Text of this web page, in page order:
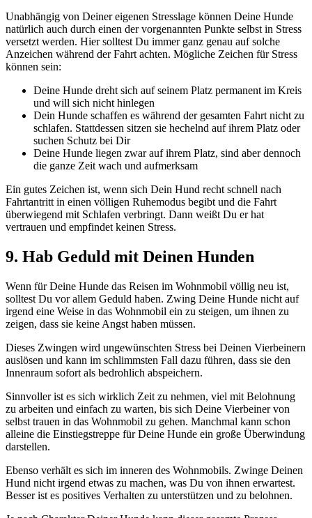
Unabhängig von Deiner eigenen Stresslage können Deine Hunde
natürlich auch durch einen der vorgenannten Punkte selbst in Stress
versetzt werden. Hier solltest Du immer ganz genau auf solche
Anzeichen während der Fahrt achten. Mögliche Zeichen für Stress
können sein:
Deine Hunde dreht sich auf seinem Platz permanent im Kreis
und will sich nicht hinlegen
Dein Hunde schaffen es während der gesamten Fahrt nicht zu
schlafen. Stattdessen sitzen sie hechelnd auf ihrem Platz oder
suchen Schutz bei Dir
Deine Hunde liegen zwar auf ihrem Platz, sind aber dennoch
die ganze Zeit wach und aufmerksam
Ein gutes Zeichen ist, wenn sich Dein Hund recht schnell nach
Fahrtantritt in einen völligen Ruhemodus begibt und die Fahrt
überwiegend mit Schlafen verbringt. Dann weißt Du er hat
vertrauen und empfindet keinen Stress.
9. Hab Geduld mit Deinen Hunden
Wenn für Deine Hunde das Reisen im Wohnmobil völlig neu ist,
solltest Du vor allem Geduld haben. Zwing Deine Hunde nicht auf
irgend eine Weise in das Wohnmobil ein zu steigen, um ihnen zu
zeigen, dass sie keine Angst haben müssen.
Dieses Zwingen wird ungewünschten Stress bei Deinen Vierbeinern
auslösen und kann im schlimmsten Fall dazu führen, dass sie den
Innenraum sofort als bedrohlich abspeichern.
Sinnvoller ist es sich wirklich Zeit zu nehmen, viel mit Belohnung
zu arbeiten und einfach zu warten, bis sich Deine Vierbeiner von
selbst trauen in das Wohnmobil zu gehen. Manchmal kann schon
alleine die Einstiegstreppe für Deine Hunde ein große Überwindung
darstellen.
Ebenso verhält es sich im inneren des Wohnmobils. Zwinge Deinen
Hund nicht irgend etwas zu machen, was Du von ihnen erwartest.
Besser ist es positives Verhalten zu unterstützen und zu belohnen.